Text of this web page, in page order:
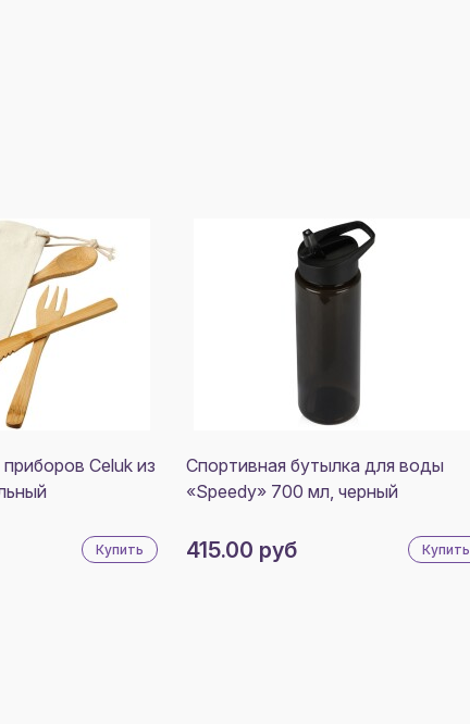
Celuk из
Купить
Спортивная бутылка для воды
«Speedy» 700 мл, черный
415.00 руб Купить